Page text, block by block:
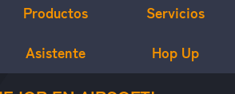
Productos Servicios
Asistente Hop Up